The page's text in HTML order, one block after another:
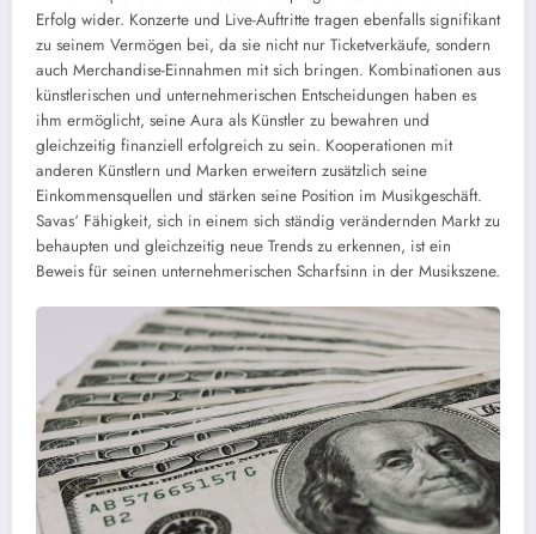
Erfolg wider. Konzerte und Live-Auftritte tragen ebenfalls signifikant
zu seinem Vermögen bei, da sie nicht nur Ticketverkäufe, sondern
auch Merchandise-Einnahmen mit sich bringen. Kombinationen aus
künstlerischen und unternehmerischen Entscheidungen haben es
ihm ermöglicht, seine Aura als Künstler zu bewahren und
gleichzeitig finanziell erfolgreich zu sein. Kooperationen mit
anderen Künstlern und Marken erweitern zusätzlich seine
Einkommensquellen und stärken seine Position im Musikgeschäft.
Savas‘ Fähigkeit, sich in einem sich ständig verändernden Markt zu
behaupten und gleichzeitig neue Trends zu erkennen, ist ein
Beweis für seinen unternehmerischen Scharfsinn in der Musikszene.